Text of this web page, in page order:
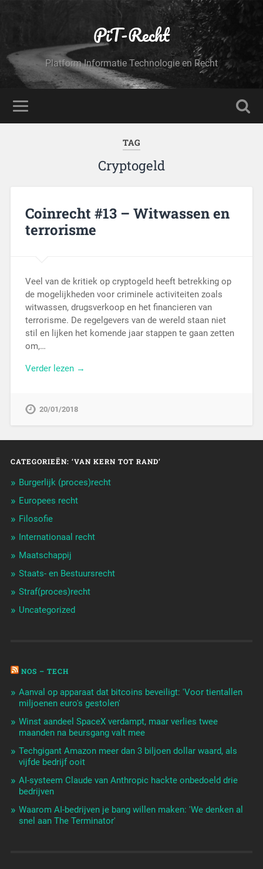
PiT-Recht
Platform Informatie Technologie en Recht
TAG
Cryptogeld
Coinrecht #13 – Witwassen en
terrorisme
Veel van de kritiek op cryptogeld heeft betrekking op
de mogelijkheden voor criminele activiteiten zoals
witwassen, drugsverkoop en het financieren van
terrorisme. De regelgevers van de wereld staan niet
stil en lijken het komende jaar stappen te gaan zetten
om,…
Verder lezen →
20/01/2018
CATEGORIEËN: ‘VAN KERN TOT RAND’
Burgerlijk (proces)recht
Europees recht
Filosofie
Internationaal recht
Maatschappij
Staats- en Bestuursrecht
Straf(proces)recht
Uncategorized
NOS – TECH
Aanval op apparaat dat bitcoins beveiligt: 'Voor tientallen
miljoenen euro's gestolen'
Winst aandeel SpaceX verdampt, maar verlies twee
maanden na beursgang valt mee
Techgigant Amazon meer dan 3 biljoen dollar waard, als
vijfde bedrijf ooit
AI-systeem Claude van Anthropic hackte onbedoeld drie
bedrijven
Waarom AI-bedrijven je bang willen maken: 'We denken al
snel aan The Terminator'